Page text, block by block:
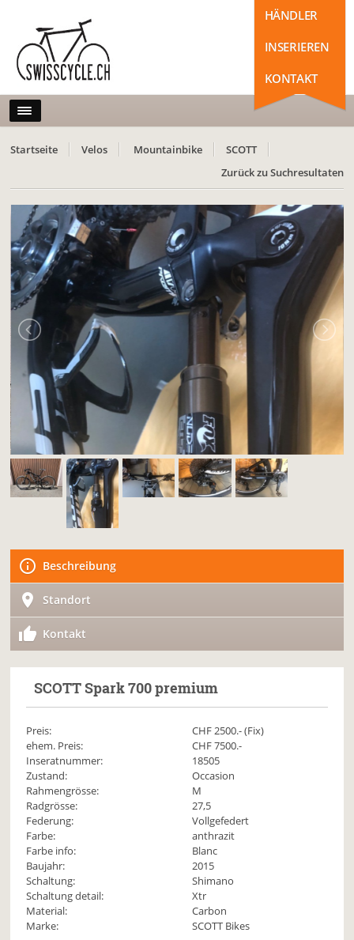
HÄNDLER
INSERIEREN
KONTAKT
Startseite Velos Mountainbike
SCOTT
Zurück zu Suchresultaten
Beschreibung
Standort
Kontakt
SCOTT Spark 700 premium
Preis: CHF2500.- (Fix)
ehem. Preis:
CHF 7500.-
Inseratnummer:
18505
Zustand:
Occasion
Rahmengrösse:
M
Radgrösse:
27,5
Federung:
Vollgefedert
Farbe:
anthrazit
Farbe info:
Blanc
Baujahr:
2015
Schaltung:
Shimano
Schaltung detail:
Xtr
Material:
Carbon
Marke:
SCOTT Bikes